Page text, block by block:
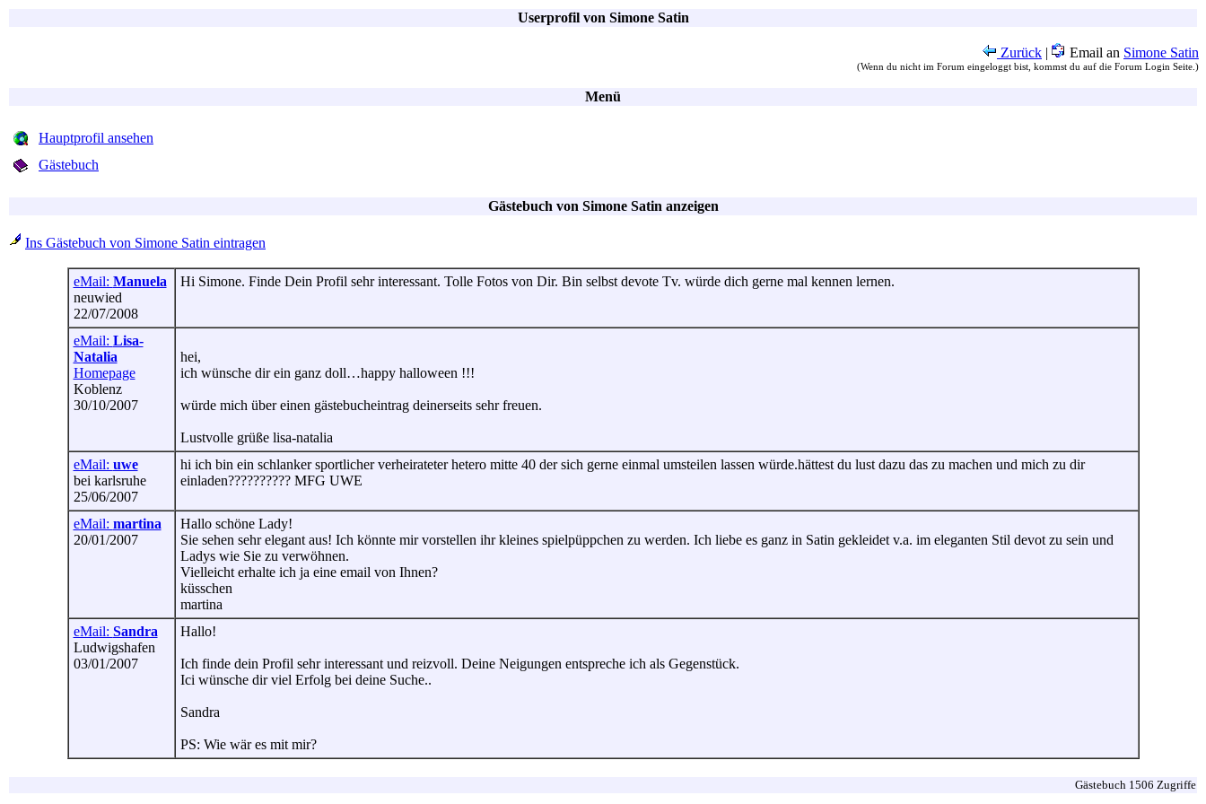
Userprofil von Simone Satin
Zurück | Email an Simone Satin
(Wenn du nicht im Forum eingeloggt bist, kommst du auf die Forum Login Seite.)
Menü
Hauptprofil ansehen
Gästebuch
Gästebuch von Simone Satin anzeigen
Ins Gästebuch von Simone Satin eintragen
eMail: Manuela
neuwied
22/07/2008
Hi Simone. Finde Dein Profil sehr interessant. Tolle Fotos von Dir. Bin selbst devote Tv. würde dich gerne mal kennen lernen.
eMail: Lisa-
Natalia
Homepage
Koblenz
30/10/2007
hei,
ich wünsche dir ein ganz doll…happy halloween !!!
würde mich über einen gästebucheintrag deinerseits sehr freuen.
Lustvolle grüße lisa-natalia
eMail: uwe
bei karlsruhe
25/06/2007
hi ich bin ein schlanker sportlicher verheirateter hetero mitte 40 der sich gerne einmal umsteilen lassen würde.hättest du lust dazu das zu machen und mich zu dir
einladen?????????? MFG UWE
eMail: martina
20/01/2007
Hallo schöne Lady!
Sie sehen sehr elegant aus! Ich könnte mir vorstellen ihr kleines spielpüppchen zu werden. Ich liebe es ganz in Satin gekleidet v.a. im eleganten Stil devot zu sein und
Ladys wie Sie zu verwöhnen.
Vielleicht erhalte ich ja eine email von Ihnen?
küsschen
martina
eMail: Sandra
Ludwigshafen
03/01/2007
Hallo!
Ich finde dein Profil sehr interessant und reizvoll. Deine Neigungen entspreche ich als Gegenstück.
Ici wünsche dir viel Erfolg bei deine Suche..
Sandra
PS: Wie wär es mit mir?
Gästebuch 1506 Zugriffe